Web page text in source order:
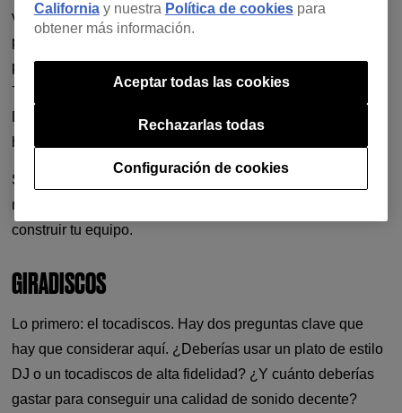
vinilo sin pérdidas, sobre todo si se trata de un disco mal
prensado o dañado). Si las tiendas populares no lo tienen,
prueba con sitios de descarga menos conocidos como
7Digital y Qobuz. Para la música más antigua, busca en
Discogs si hay un lanzamiento en CD del que puedas
hacer una copia.
Si has explorado estas vías y la copia sigue siendo la
mejor opción para ti, entonces es hora de empezar a
construir tu equipo.
GIRADISCOS
Lo primero: el tocadiscos. Hay dos preguntas clave que
hay que considerar aquí. ¿Deberías usar un plato de estilo
DJ o un tocadiscos de alta fidelidad? ¿Y cuánto deberías
gastar para conseguir una calidad de sonido decente?
Californiay nuestra Política de cookiespara
obtener más información.
Configuración de cookies
Rechazarlas todas
Aceptar todas las cookies